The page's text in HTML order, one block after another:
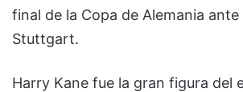
final de la Copa de Alemania ante
Stuttgart.
Harry Kane fue la gran figura del